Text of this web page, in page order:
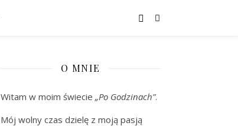
O MNIE
Witam w moim świecie „Po Godzinach”.
Mój wolny czas dzielę z moją pasją